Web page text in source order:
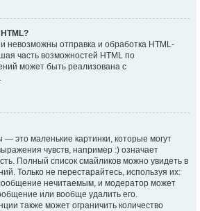
невозможны отправка и обработка HTML-
часть возможностей HTML по
может быть реализована с
это маленькие картинки, которые могут
чувств, например :) означает
Полный список смайликов можно увидеть в
Только не перестарайтесь, используя их:
нечитаемым, и модератор может
или вообще удалить его.
также может ограничить количество